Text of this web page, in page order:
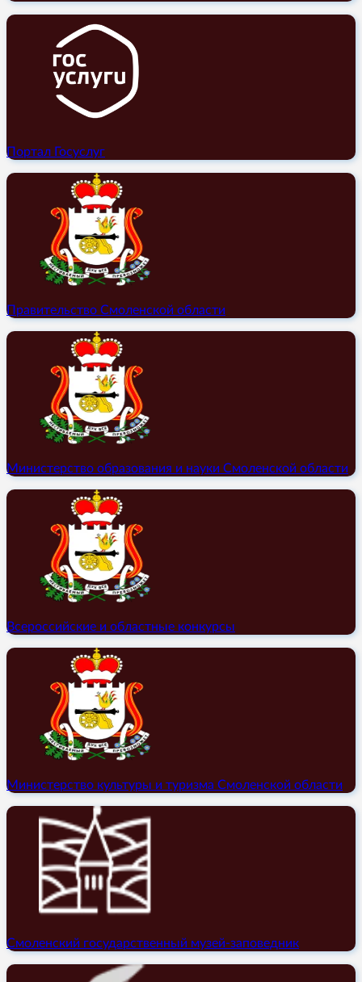
Портал Госуслуг
Правительство Смоленской области
Министерство образования и науки Смоленской области
Всероссийские и областные конкурсы
Министерство культуры и туризма Смоленской области
Смоленский государственный музей-заповедник